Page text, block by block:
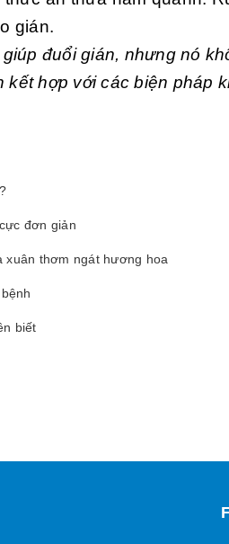
gián.
đuổi gián, nhưng nó
hợp với các biện pháp
đơn giản
xuân thơm ngát hương hoa
biết